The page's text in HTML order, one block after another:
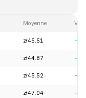
Moyenne
zł45.51
zł44.87
zł45.52
zł47.04